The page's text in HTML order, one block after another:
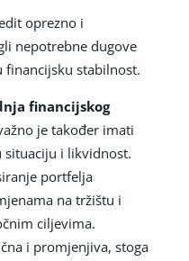
oprezno i
nepotrebne dugove
financijsku stabilnost.
financijskog
je također imati
i likvidnost.
portfelja
na tržištu i
ciljevima.
i promjenjiva, stoga